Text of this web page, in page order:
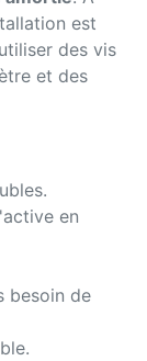
est
des vis
et des
en
besoin de